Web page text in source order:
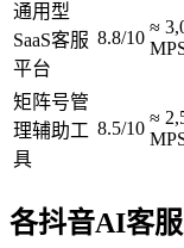
通用型
SaaS客服
平台
8.8/10
≈
矩阵号管
理辅助工
具
8.5/10
≈
各抖音AI客服